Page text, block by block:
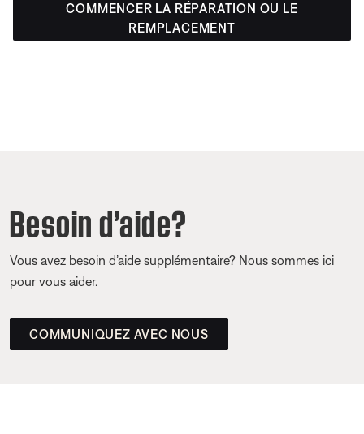
COMMENCER LA RÉPARATION OU LE
REMPLACEMENT
Besoin d’aide?
Vous avez besoin d’aide supplémentaire? Nous sommes ici
pour vous aider.
COMMUNIQUEZ AVEC NOUS